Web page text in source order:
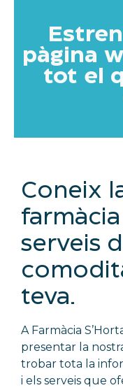
pàgina
tot el
Coneix
farmàcia
serveis
teva.
A Farmàcia
presentar la
trobar tota la
i els serveis que